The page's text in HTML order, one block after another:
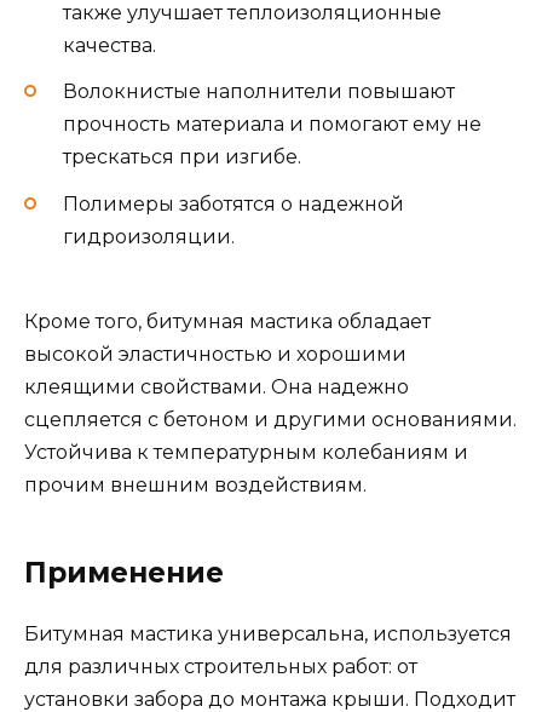
также улучшает теплоизоляционные
качества.
Волокнистые наполнители повышают
прочность материала и помогают ему не
трескаться при изгибе.
Полимеры заботятся о надежной
гидроизоляции.
Кроме того, битумная мастика обладает
высокой эластичностью и хорошими
клеящими свойствами. Она надежно
сцепляется с бетоном и другими основаниями.
Устойчива к температурным колебаниям и
прочим внешним воздействиям.
Применение
Битумная мастика универсальна, используется
для различных строительных работ: от
установки забора до монтажа крыши. Подходит